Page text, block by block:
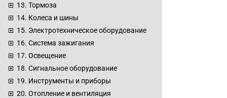
13. Тормоза
14. Колеса и шины
15. Электротехническое оборудование
16. Система зажигания
17. Освещение
18. Сигнальное оборудование
19. Инструменты и приборы
20. Отопление и вентиляция